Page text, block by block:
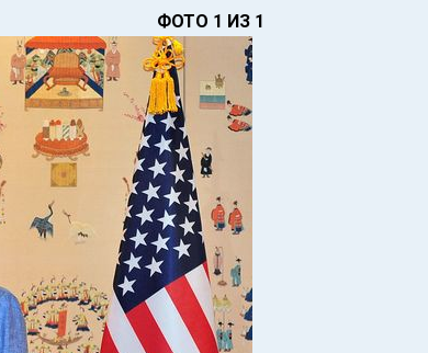
ФОТО 1 ИЗ 1